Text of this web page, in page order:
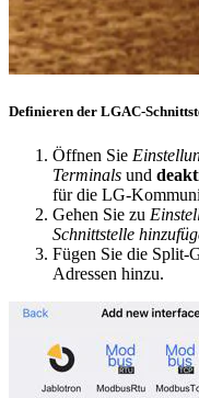
Definieren der LGAC-
Öffnen Sie
Terminals und
für die LG-
Gehen Sie zu
Schnittstelle
Fügen Sie die Split-
Adressen hinzu.